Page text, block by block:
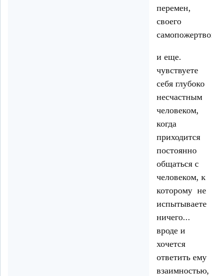
перемен,
своего
и еще.
чувствуете
себя глубоко
несчастным
человеком,
когда
приходится
постоянно
общаться с
человеком, к
которому не
испытываете
ничего...
вроде и
хочется
ответить ему
взаимностью,